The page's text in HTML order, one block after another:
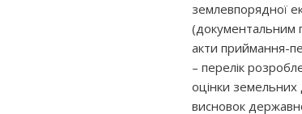
землевпорядної
(документальним
акти приймання-
– перелік
оцінки земельних
висновок